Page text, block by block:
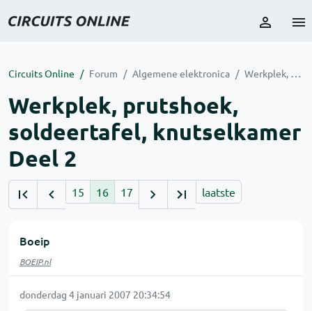
Circuits Online Forum Algemene elektronica Werkplek, prutshoek, soldeertafel, knutselkamer Deel 2
Werkplek, prutshoek,
soldeertafel, knutselkamer
Deel 2
15 16 17 laatste
Boeip
BOEIP.nl
donderdag 4 januari 2007 20:34:54